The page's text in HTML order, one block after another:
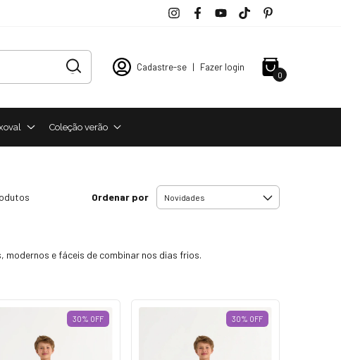
Cadastre-se | Fazer login
0
Coleção verão
Ordenar por
modernos e fáceis de combinar nos dias frios.
30% OFF 30% OFF